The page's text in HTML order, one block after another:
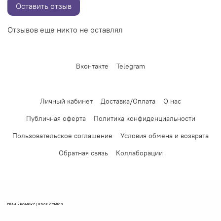
Отзывов еще никто не оставлял
Оставить отзыв
Вконтакте Telegram
Личный кабинет Доставка/Оплата
О нас
Публичная оферта
Политика конфиденциальности
Пользовательское соглашение
Условия обмена и возврата
Обратная связь
Коллаборации
ГРАНЬ КОМИКС | EDGE COMICS